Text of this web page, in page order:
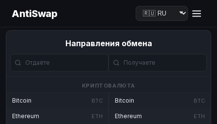
AntiSwap
Направления обмена
КРИПТОВАЛЮТА
Bitcoin BTC
Ethereum ETH
Bitcoin BTC
Ethereum ETH